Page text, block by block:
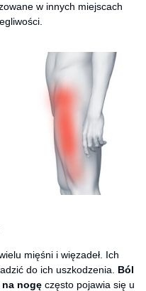
w innych miejscach
mięśni i więzadeł. Ich
do ich uszkodzenia. Ból
nogę często pojawia się u